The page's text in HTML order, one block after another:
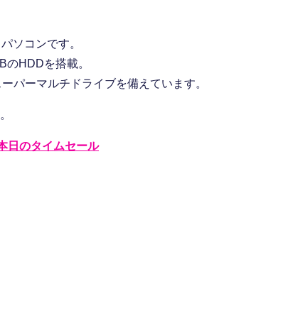
ソコンです。
HDDを搭載。
パーマルチドライブを備えています。
日のタイムセール